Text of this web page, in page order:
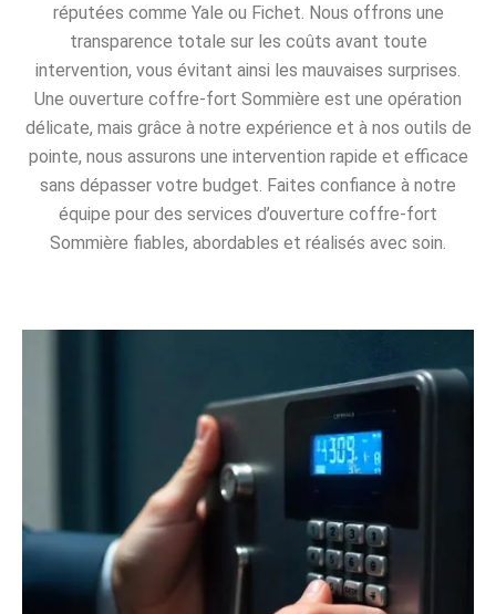
réputées comme Yale ou Fichet. Nous offrons une
transparence totale sur les coûts avant toute
intervention, vous évitant ainsi les mauvaises surprises.
Une ouverture coffre-fort Sommière est une opération
délicate, mais grâce à notre expérience et à nos outils de
pointe, nous assurons une intervention rapide et efficace
sans dépasser votre budget. Faites confiance à notre
équipe pour des services d’ouverture coffre-fort
Sommière fiables, abordables et réalisés avec soin.